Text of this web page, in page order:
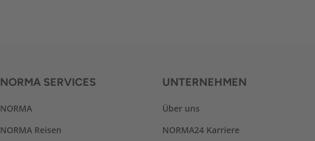
NORMA SERVICES
NORMA
NORMA Reisen
UNTERNEHMEN
Über uns
NORMA24 Karriere